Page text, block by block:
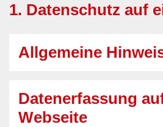
1. Datenschutz auf
Allgemeine
Datenerfassung
Webseite